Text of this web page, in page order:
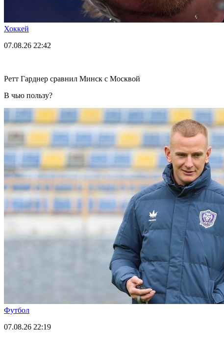
Хоккей
07.08.26 22:42
Ретт Гарднер сравнил Минск с Москвой
В чью пользу?
Футбол
07.08.26 22:19